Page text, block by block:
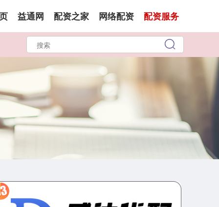
益通网 配资之家 网络配资 配资服务